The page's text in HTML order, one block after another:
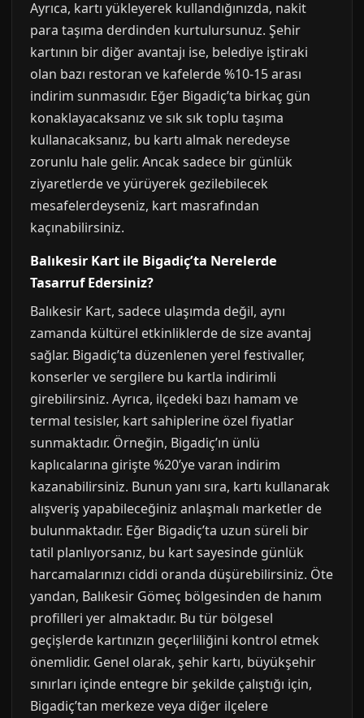
Ayrıca, kartı yükleyerek kullandığınızda, nakit
para taşıma derdinden kurtulursunuz. Şehir
kartının bir diğer avantajı ise, belediye iştiraki
olan bazı restoran ve kafelerde %10-15 arası
indirim sunmasıdır. Eğer Bigadiç’ta birkaç gün
konaklayacaksanız ve sık sık toplu taşıma
kullanacaksanız, bu kartı almak neredeyse
zorunlu hale gelir. Ancak sadece bir günlük
ziyaretlerde ve yürüyerek gezilebilecek
mesafelerdeyseniz, kart masrafından
kaçınabilirsiniz.
Balıkesir Kart ile Bigadiç’ta Nerelerde
Tasarruf Edersiniz?
Balıkesir Kart, sadece ulaşımda değil, aynı
zamanda kültürel etkinliklerde de size avantaj
sağlar. Bigadiç’ta düzenlenen yerel festivaller,
konserler ve sergilere bu kartla indirimli
girebilirsiniz. Ayrıca, ilçedeki bazı hamam ve
termal tesisler, kart sahiplerine özel fiyatlar
sunmaktadır. Örneğin, Bigadiç’ın ünlü
kaplıcalarına girişte %20’ye varan indirim
kazanabilirsiniz. Bunun yanı sıra, kartı kullanarak
alışveriş yapabileceğiniz anlaşmalı marketler de
bulunmaktadır. Eğer Bigadiç’ta uzun süreli bir
tatil planlıyorsanız, bu kart sayesinde günlük
harcamalarınızı ciddi oranda düşürebilirsiniz. Öte
yandan, Balıkesir Gömeç bölgesinden de hanım
profilleri yer almaktadır. Bu tür bölgesel
geçişlerde kartınızın geçerliliğini kontrol etmek
önemlidir. Genel olarak, şehir kartı, büyükşehir
sınırları içinde entegre bir şekilde çalıştığı için,
Bigadiç’tan merkeze veya diğer ilçelere